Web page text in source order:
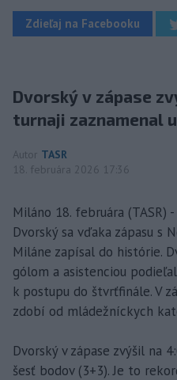
Zdieľaj na Facebooku
Dvorský v zápase
turnaji zaznamenal
Autor TASR
18. februára 2026 17:36
Miláno 18. februára (TASR)
Dvorský sa vďaka zápasu s
Miláne zapísal do histórie.
gólom a asistenciou
k postupu do štvrťfinále. V
zdobí od mládežníckych
Dvorský v zápase zvýšil na
šesť bodov (3+3). Je to